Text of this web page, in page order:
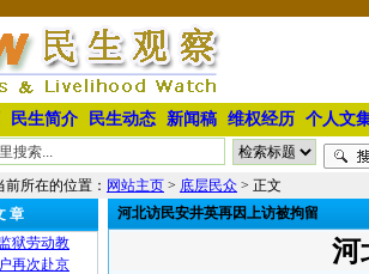
民生简介 民生动态 新闻稿 维权经历 个人文
前所在的位置： 网站主页 > 底层民众 > 正文
章
狱劳动教
再次赴京
河北访民安井英再因上访被拘留
河